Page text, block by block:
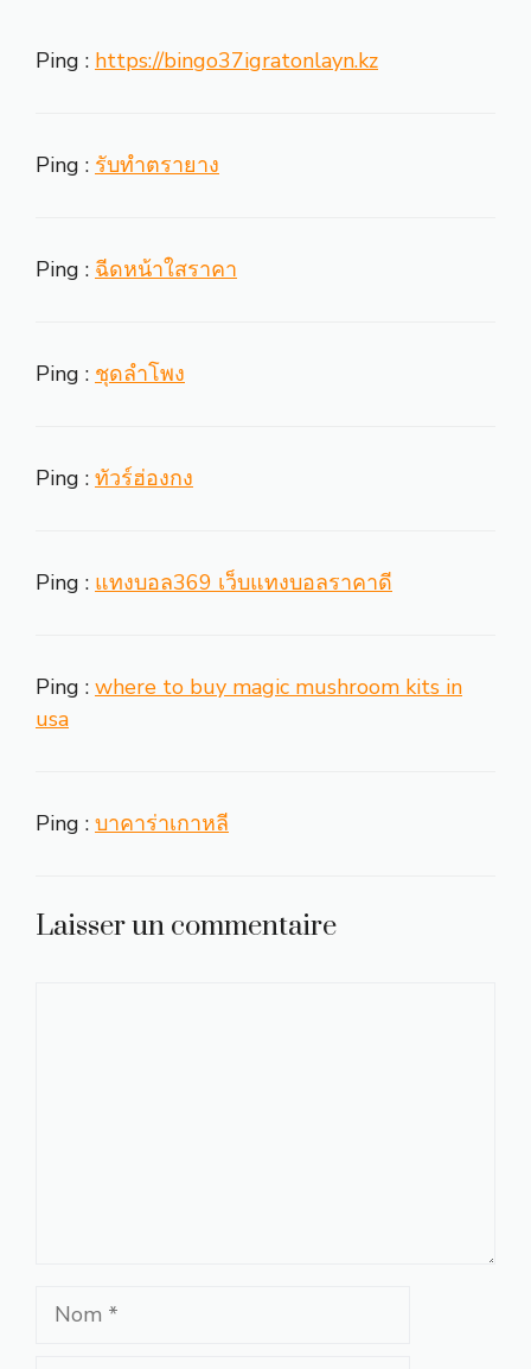
Ping : https://bingo37igratonlayn.kz
Ping : รับทำตรายาง
Ping : ฉีดหน้าใสราคา
Ping : ชุดลำโพง
Ping : ทัวร์ฮ่องกง
Ping : แทงบอล369 เว็บแทงบอลราคาดี
Ping : where to buy magic mushroom kits in
usa
Ping : บาคาร่าเกาหลี
Laisser un commentaire
Nom